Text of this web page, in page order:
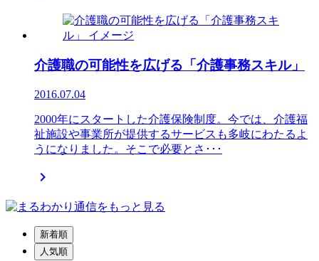
介護職の可能性を広げる「介護事務スキル」
2016.07.04
2000年にスタートした介護保険制度。今では、介護福
祉施設や事業所が提供するサービスも多岐にわたるよ
うになりました。そこで必要とさ･･･

新着順
人気順